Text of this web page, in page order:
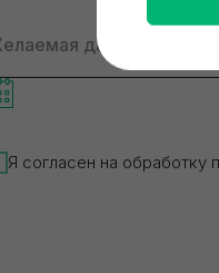
Я согласен на обработку